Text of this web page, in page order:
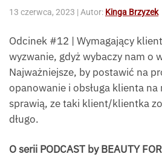
13 czerwca, 2023 | Autor: Kinga Brzyzek
Odcinek #12 | Wymagający
wyzwanie, gdyż wybaczy nam o
Najważniejsze, by postawić na
opanowanie i obsługa klienta
sprawią, ze taki klient/klientka
długo.
O serii PODCAST by BEAUTY